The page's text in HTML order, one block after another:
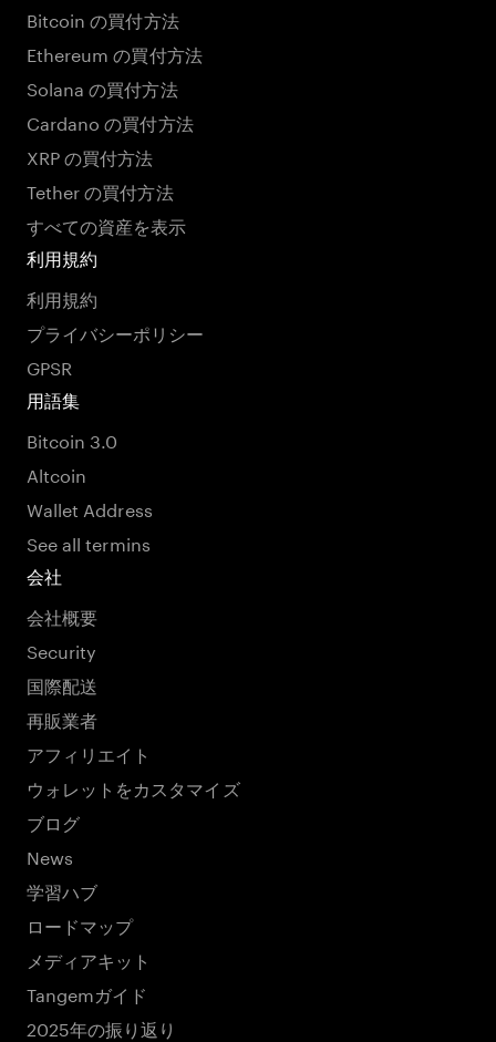
Bitcoin の買付方法
Ethereum の買付方法
Solana の買付方法
Cardano の買付方法
XRP の買付方法
Tether の買付方法
すべての資産を表示
利用規約
利用規約
プライバシーポリシー
GPSR
用語集
Bitcoin 3.0
Altcoin
Wallet Address
See all termins
会社
会社概要
Security
国際配送
再販業者
アフィリエイト
ウォレットをカスタマイズ
ブログ
News
学習ハブ
ロードマップ
メディアキット
Tangemガイド
2025年の振り返り